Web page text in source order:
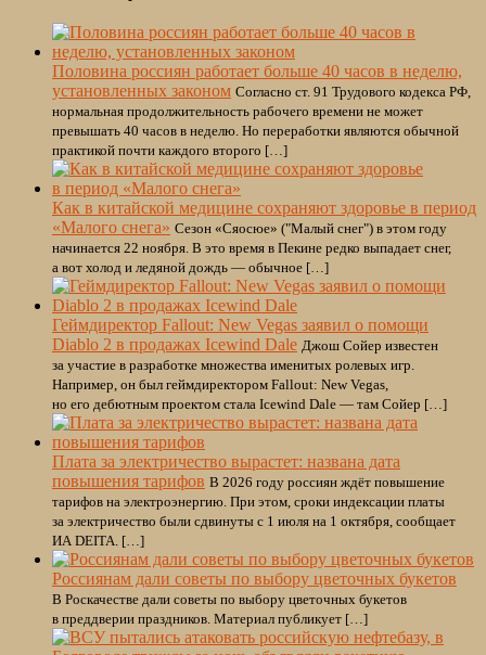
Половина россиян работает больше 40 часов в неделю,
установленных законом Согласно ст. 91 Трудового кодекса РФ,
нормальная продолжительность рабочего времени не может
превышать 40 часов в неделю. Но переработки являются обычной
практикой почти каждого второго […]
Как в китайской медицине сохраняют здоровье в период
«Малого снега» Сезон «Сяосюе» ("Малый снег") в этом году
начинается 22 ноября. В это время в Пекине редко выпадает снег,
а вот холод и ледяной дождь — обычное […]
Геймдиректор Fallout: New Vegas заявил о помощи
Diablo 2 в продажах Icewind Dale Джош Сойер известен
за участие в разработке множества именитых ролевых игр.
Например, он был геймдиректором Fallout: New Vegas,
но его дебютным проектом стала Icewind Dale — там Сойер […]
Плата за электричество вырастет: названа дата
повышения тарифов В 2026 году россиян ждёт повышение
тарифов на электроэнергию. При этом, сроки индексации платы
за электричество были сдвинуты с 1 июля на 1 октября, сообщает
ИА DEITA. […]
Россиянам дали советы по выбору цветочных букетов
В Роскачестве дали советы по выбору цветочных букетов
в преддверии праздников. Материал публикует […]